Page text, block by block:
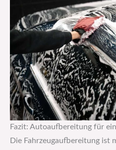
Fazit: Autoaufbereitung für
Die Fahrzeugaufbereitung ist